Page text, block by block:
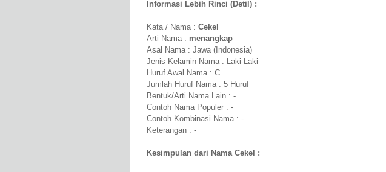
Informasi Lebih Rinci (Detil) :
Kata / Nama : Cekel
Arti Nama : menangkap
Asal Nama : Jawa (Indonesia)
Jenis Kelamin Nama : Laki-Laki
Huruf Awal Nama : C
Jumlah Huruf Nama : 5 Huruf
Bentuk/Arti Nama Lain : -
Contoh Nama Populer : -
Contoh Kombinasi Nama : -
Keterangan : -
Kesimpulan dari Nama Cekel :